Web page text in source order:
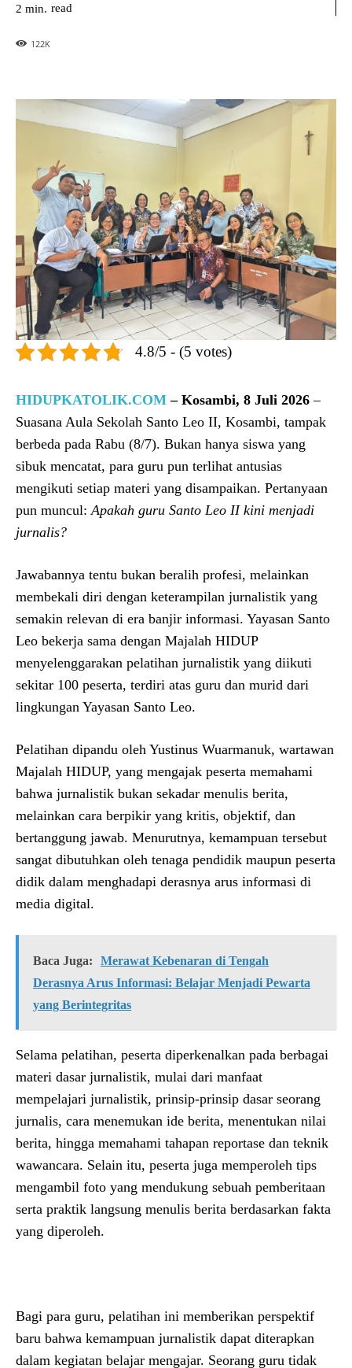
2 min. read
122K
4.8/5 - (5 votes)
HIDUPKATOLIK.COM – Kosambi, 8 Juli 2026 –
Suasana Aula Sekolah Santo Leo II, Kosambi, tampak
berbeda pada Rabu (8/7). Bukan hanya siswa yang
sibuk mencatat, para guru pun terlihat antusias
mengikuti setiap materi yang disampaikan. Pertanyaan
pun muncul: Apakah guru Santo Leo II kini menjadi
jurnalis?
Jawabannya tentu bukan beralih profesi, melainkan
membekali diri dengan keterampilan jurnalistik yang
semakin relevan di era banjir informasi. Yayasan Santo
Leo bekerja sama dengan Majalah HIDUP
menyelenggarakan pelatihan jurnalistik yang diikuti
sekitar 100 peserta, terdiri atas guru dan murid dari
lingkungan Yayasan Santo Leo.
Pelatihan dipandu oleh Yustinus Wuarmanuk, wartawan
Majalah HIDUP, yang mengajak peserta memahami
bahwa jurnalistik bukan sekadar menulis berita,
melainkan cara berpikir yang kritis, objektif, dan
bertanggung jawab. Menurutnya, kemampuan tersebut
sangat dibutuhkan oleh tenaga pendidik maupun peserta
didik dalam menghadapi derasnya arus informasi di
media digital.
Baca Juga:
Merawat Kebenaran di Tengah
Derasnya Arus Informasi: Belajar Menjadi Pewarta
yang Berintegritas
Selama pelatihan, peserta diperkenalkan pada berbagai
materi dasar jurnalistik, mulai dari manfaat
mempelajari jurnalistik, prinsip-prinsip dasar seorang
jurnalis, cara menemukan ide berita, menentukan nilai
berita, hingga memahami tahapan reportase dan teknik
wawancara. Selain itu, peserta juga memperoleh tips
mengambil foto yang mendukung sebuah pemberitaan
serta praktik langsung menulis berita berdasarkan fakta
yang diperoleh.
Bagi para guru, pelatihan ini memberikan perspektif
baru bahwa kemampuan jurnalistik dapat diterapkan
dalam kegiatan belajar mengajar. Seorang guru tidak